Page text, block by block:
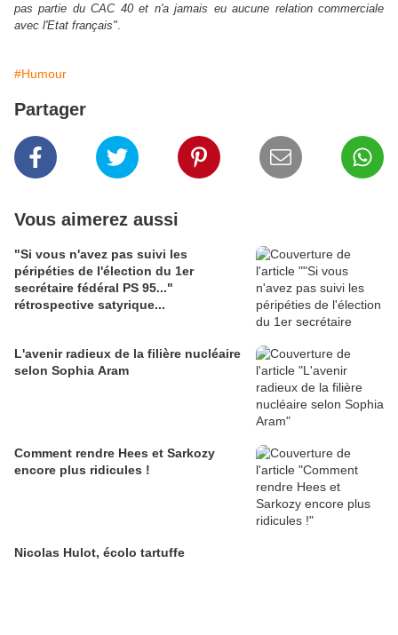
pas partie du CAC 40 et n'a jamais eu aucune relation commerciale
avec l'Etat français".
#Humour
Partager
Vous aimerez aussi
"Si vous n'avez pas suivi les
péripéties de l'élection du 1er
secrétaire fédéral PS 95..."
rétrospective satyrique...
L'avenir radieux de la filière nucléaire
selon Sophia Aram
Comment rendre Hees et Sarkozy
encore plus ridicules !
Nicolas Hulot, écolo tartuffe